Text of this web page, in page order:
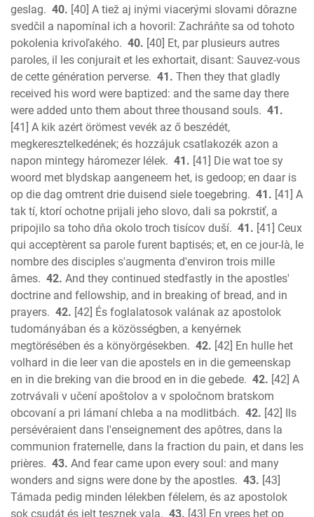
geslag. 40. [40] A tiež aj inými viacerými slovami dôrazne
svedčil a napomínal ich a hovoril: Zachráňte sa od tohoto
pokolenia krivoľakého. 40. [40] Et, par plusieurs autres
paroles, il les conjurait et les exhortait, disant: Sauvez-vous
de cette génération perverse. 41. Then they that gladly
received his word were baptized: and the same day there
were added unto them about three thousand souls. 41.
[41] A kik azért örömest vevék az ő beszédét,
megkeresztelkedének; és hozzájuk csatlakozék azon a
napon mintegy háromezer lélek. 41. [41] Die wat toe sy
woord met blydskap aangeneem het, is gedoop; en daar is
op die dag omtrent drie duisend siele toegebring. 41. [41] A
tak tí, ktorí ochotne prijali jeho slovo, dali sa pokrstiť, a
pripojilo sa toho dňa okolo troch tisícov duší. 41. [41] Ceux
qui acceptèrent sa parole furent baptisés; et, en ce jour-là, le
nombre des disciples s'augmenta d'environ trois mille
âmes. 42. And they continued stedfastly in the apostles'
doctrine and fellowship, and in breaking of bread, and in
prayers. 42. [42] És foglalatosok valának az apostolok
tudományában és a közösségben, a kenyérnek
megtörésében és a könyörgésekben. 42. [42] En hulle het
volhard in die leer van die apostels en in die gemeenskap
en in die breking van die brood en in die gebede. 42. [42] A
zotrvávali v učení apoštolov a v spoločnom bratskom
obcovaní a pri lámaní chleba a na modlitbách. 42. [42] Ils
persévéraient dans l'enseignement des apôtres, dans la
communion fraternelle, dans la fraction du pain, et dans les
prières. 43. And fear came upon every soul: and many
wonders and signs were done by the apostles. 43. [43]
Támada pedig minden lélekben félelem, és az apostolok
sok csudát és jelt tesznek vala. 43. [43] En vrees het op